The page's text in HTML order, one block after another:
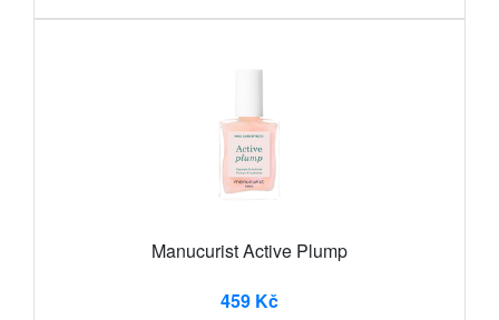
Manucurist Active Plump
459 Kč